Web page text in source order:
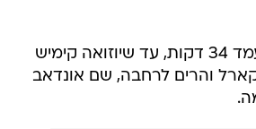
פינלנד החזיקה מעמד 34 דקות, עד שיוזואה קימיש
והרים לרחבה, שם אונדאב